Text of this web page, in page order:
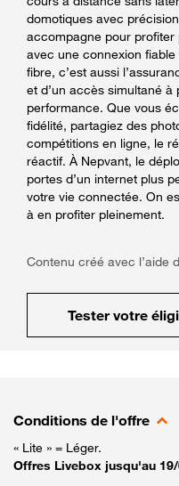
domotiques avec
accompagne pour profiter
avec une connexion fiable
fibre, c’est aussi
et d’un accès simultané
performance. Que vous
fidélité, partagiez des
compétitions en ligne, le
réactif. À Nepvant, le
portes d’un internet plus
votre vie connectée. On
à en profiter pleinement.
Contenu créé avec l’aide
Tester votre
Conditions de l'offre
« Lite » = Léger.
Offres Livebox jusqu'au